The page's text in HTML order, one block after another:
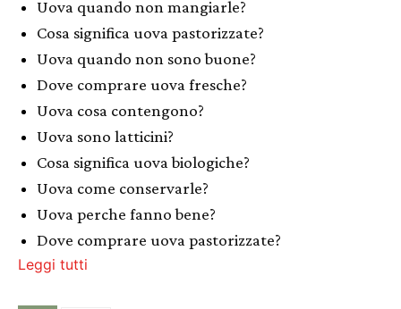
Uova quando non mangiarle?
Cosa significa uova pastorizzate?
Uova quando non sono buone?
Dove comprare uova fresche?
Uova cosa contengono?
Uova sono latticini?
Cosa significa uova biologiche?
Uova come conservarle?
Uova perche fanno bene?
Dove comprare uova pastorizzate?
Leggi tutti